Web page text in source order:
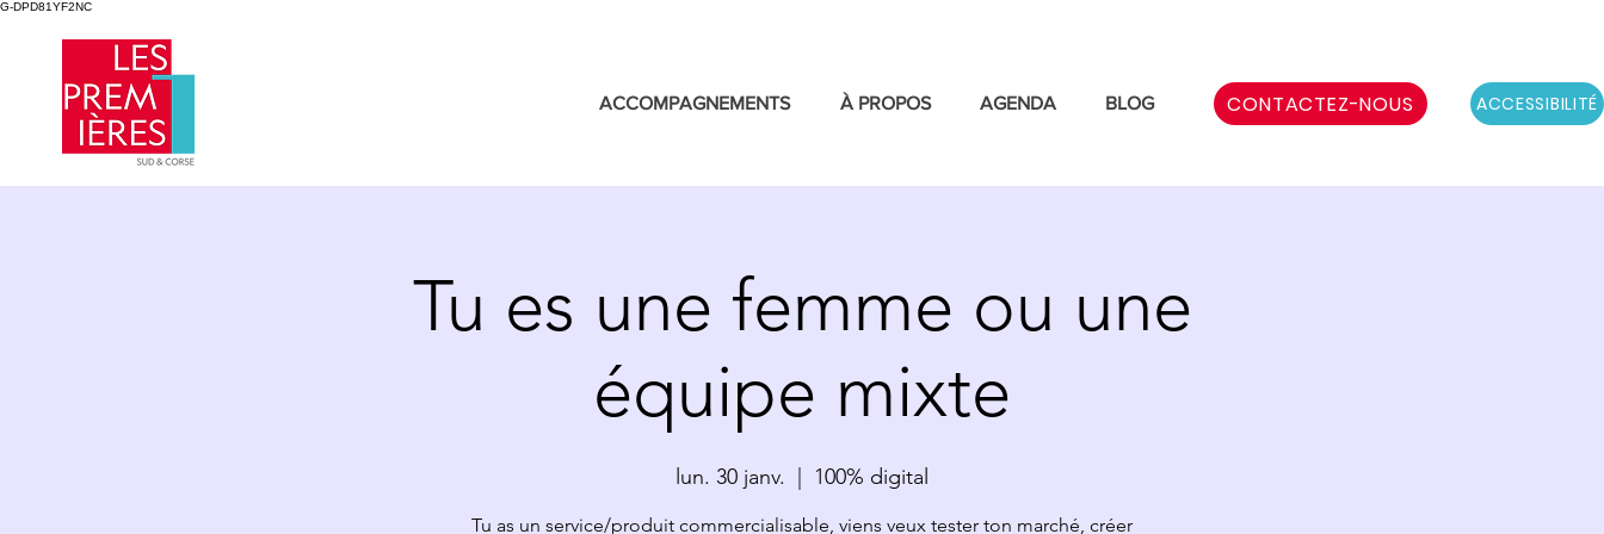
G-DPD81YF2NC
ACCOMPAGNEMENTS À PROPOS AGENDA BLOG CONTACTEZ-NOUS ACCESSIBILITÉ
Tu es une femme ou une
équipe mixte
lun. 30 janv. 100% digital
Tu as un service/produit commercialisable, viens veux tester ton marché, créer